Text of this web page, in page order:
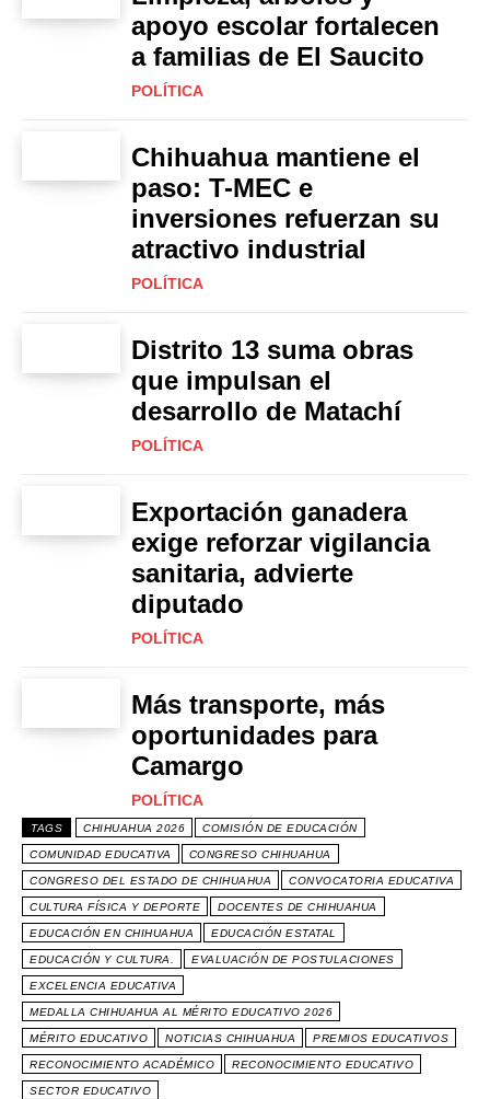
apoyo escolar fortalecen
a familias de El Saucito
POLÍTICA
Chihuahua mantiene el
paso: T-MEC e
inversiones refuerzan su
atractivo industrial
POLÍTICA
Distrito 13 suma obras
que impulsan el
desarrollo de Matachí
POLÍTICA
Exportación ganadera
exige reforzar vigilancia
sanitaria, advierte
diputado
POLÍTICA
Más transporte, más
oportunidades para
Camargo
POLÍTICA
TAGS CHIHUAHUA 2026 COMISIÓN DE EDUCACIÓN
COMUNIDAD EDUCATIVA CONGRESO CHIHUAHUA
CONGRESO DEL ESTADO DE CHIHUAHUA CONVOCATORIA EDUCATIVA
CULTURA FÍSICA Y DEPORTE DOCENTES DE CHIHUAHUA
EDUCACIÓN EN CHIHUAHUA EDUCACIÓN ESTATAL
EDUCACIÓN Y CULTURA. EVALUACIÓN DE POSTULACIONES
EXCELENCIA EDUCATIVA
MEDALLA CHIHUAHUA AL MÉRITO EDUCATIVO 2026
MÉRITO EDUCATIVO NOTICIAS CHIHUAHUA PREMIOS EDUCATIVOS
RECONOCIMIENTO ACADÉMICO RECONOCIMIENTO EDUCATIVO
SECTOR EDUCATIVO